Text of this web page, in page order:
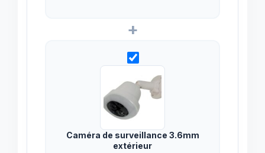
+
Caméra de surveillance 3.6mm
extérieur